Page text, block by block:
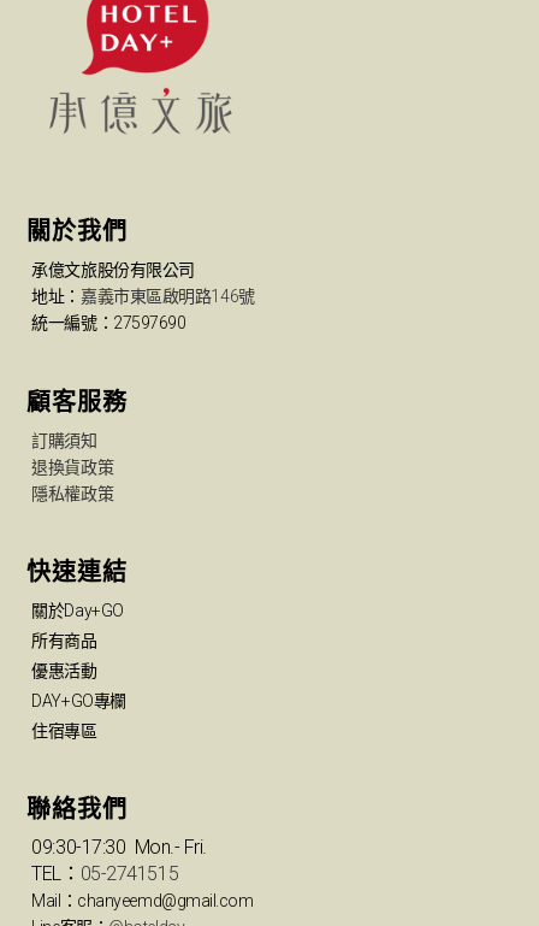
關於我們
承億文旅股份有限公司
地址： 嘉義市東區啟明路146號
統一編號：27597690
顧客服務
訂購須知
退換貨政策
隱私權政策
快速連結
關於Day+GO
所有商品
優惠活動
DAY+GO專欄
住宿專區
聯絡我們
09:30-17:30 Mon.- Fri.
TEL： 05-2741515
Mail：chanyeemd@gmail.com